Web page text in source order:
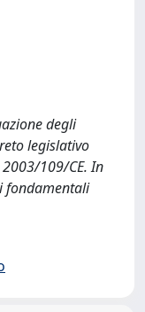
degli
legislativo
109/CE. In
fondamentali